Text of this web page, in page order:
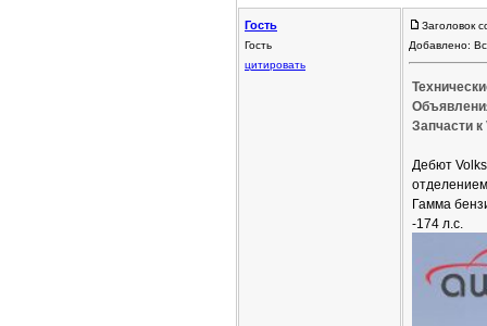
Гость
Гость
цитировать
Заголовок
Добавлено:
Запчасти
Дебют
Гамма
-174 л.с.